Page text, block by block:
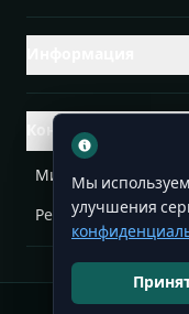
Контакты
Михаленко Руслан
Республика
Мы
улучшения